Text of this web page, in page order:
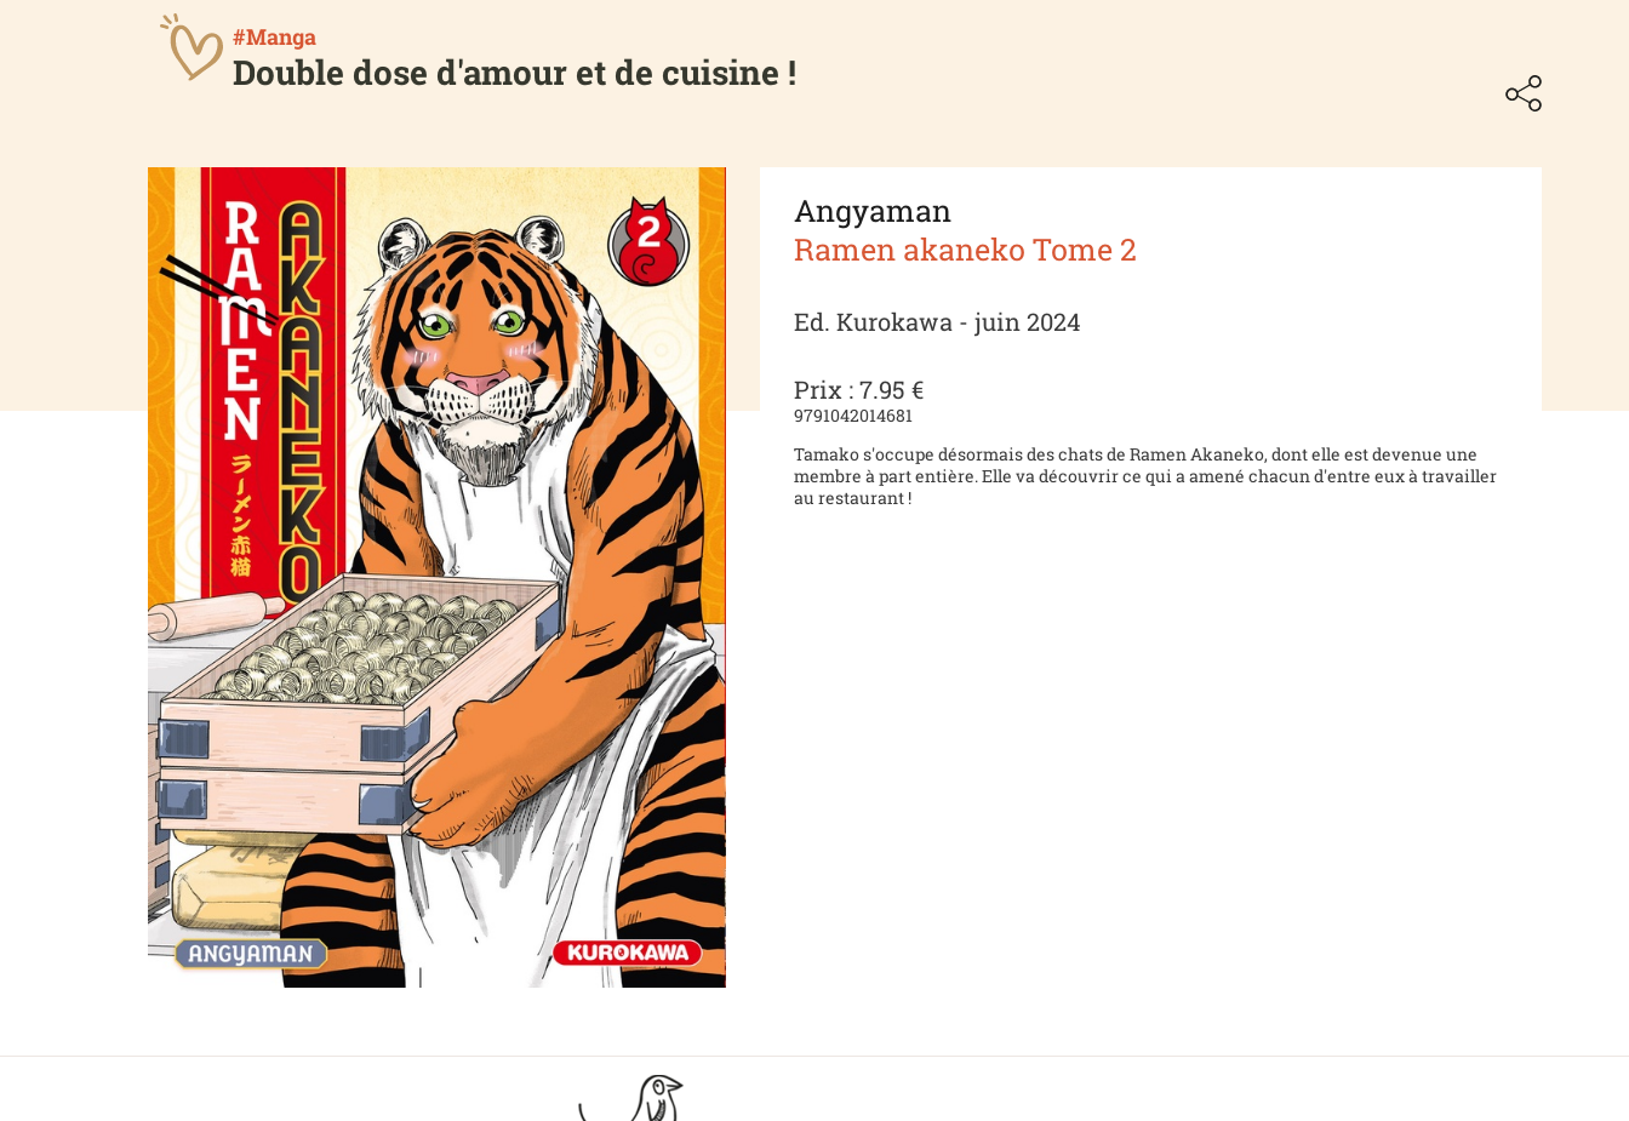
#Manga
Double dose d'amour et de cuisine !
Angyaman
Ramen akaneko Tome 2
Ed. Kurokawa - juin 2024
Prix : 7.95 €
9791042014681
Tamako s'occupe désormais des chats de Ramen Akaneko, dont elle est devenue une
membre à part entière. Elle va découvrir ce qui a amené chacun d'entre eux à travailler
au restaurant !